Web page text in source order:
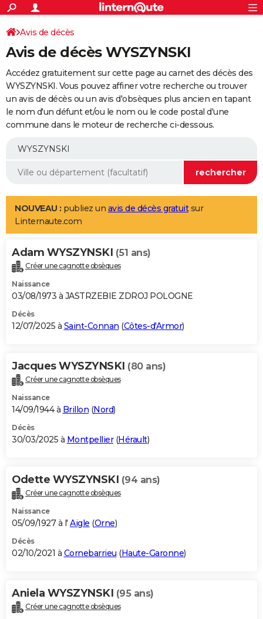
ACTUALITÉS
Politique
Société
Faits Divers
Education
Monde
Villes
+
SPORT
Coupe du monde 2026
Football
Tennis
Cyclisme
Rugby
Forum
Programme TV
TNT
Streaming
Cinéma
Sorties cinéma
Musique
+
FINANCE
Impôts
Immobilier
Risques naturels par ville
Banque
Assurance
Crédit
AUTO
Essais
Réserver un essai
Citadines
Berlines
SUV
Forum auto
+
Mobiles
Meilleur smartphone
Internet
Ordinateurs
Jeux vidéo
Guide high-tech
Aménagement intérieur
LIFESTYLE
Art de vivre
Bien-être
Loisirs
Mode
Modes de vie
Alimentation
Guide de la santé
Maladies
Médicaments
Sommeil
VOYAGE
Destinations
City break
Voyage nature
Voyage de noces
Forum
Climat
+PHOTO
GUIDES D'ACHAT
BONS PLANS
Carte de Noël
Carte Bonne année
Carte Saint-Valentin
Carte Pâques
Carte d'anniversaire
DICTIONNAIRE
Dictionnaire
Biographies
Citations
Expressions
Proverbes
PROGRAMME TV
S'inscrire
Se connecter
Lycées
Collèges
Primaires
Universités
Entreprises
Service militaire
Avis de recherche
AVIS DE DÉCÈS
Bricolage
Lifestyle
Culture
Sport
Auto
Television
Voyage
Cinema
Avis de décès
Avis de décès WYSZYNSKI
Accédez gratuitement sur cette page au carnet des décès des
WYSZYNSKI. Vous pouvez affiner votre recherche ou trouver
un avis de décès ou un avis d'obsèques plus ancien en tapant
le nom d'un défunt et/ou le nom ou le code postal d'une
commune dans le moteur de recherche ci-dessous.
NOUVEAU : publiez un avis de décès gratuitsur
Linternaute.com
Adam WYSZYNSKI (51 ans)
Créer une cagnotte obsèques
Naissance
03/08/1973 à JASTRZEBIE ZDROJ POLOGNE
Décès
12/07/2025 à Saint-Connan (Côtes-d'Armor)
Jacques WYSZYNSKI (80 ans)
Créer une cagnotte obsèques
Naissance
14/09/1944 à Brillon (Nord)
Décès
30/03/2025 à Montpellier(Hérault)
Odette WYSZYNSKI (94 ans)
Créer une cagnotte obsèques
Naissance
05/09/1927 à l' Aigle (Orne)
Décès
02/10/2021 à Cornebarrieu (Haute-Garonne)
Aniela WYSZYNSKI (95 ans)
Créer une cagnotte obsèques